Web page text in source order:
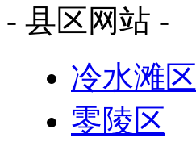
- 县区网站 -
冷水滩区
零陵区